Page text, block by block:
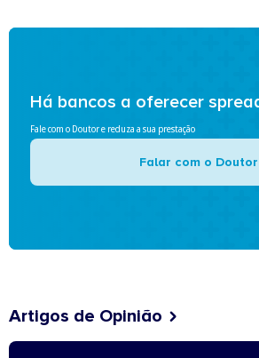
Há bancos a oferecer
Fale com o Doutor e reduza a sua prestação
Falar com o Doutor
Artigos de Opinião